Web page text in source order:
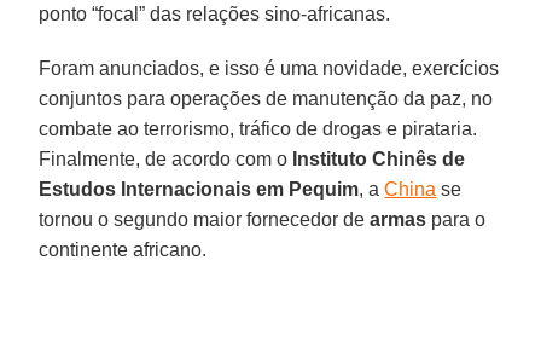
ponto “focal” das relações sino-africanas.
Foram anunciados, e isso é uma novidade, exercícios
conjuntos para operações de manutenção da paz, no
combate ao terrorismo, tráfico de drogas e pirataria.
Finalmente, de acordo com o Instituto Chinês de
Estudos Internacionais em Pequim, aChina se
tornou o segundo maior fornecedor dearmas para o
continente africano.